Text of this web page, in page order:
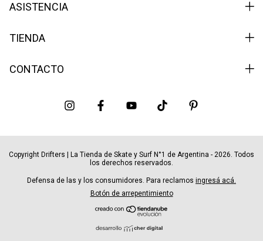
ASISTENCIA
TIENDA
CONTACTO
Copyright Drifters | La Tienda de Skate y Surf N°1 de Argentina - 2026. Todos
los derechos reservados.
Defensa de las y los consumidores. Para reclamos ingresá acá.
Botón de arrepentimiento